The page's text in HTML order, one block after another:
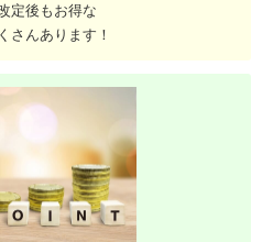
定後もお得な
さんあります！